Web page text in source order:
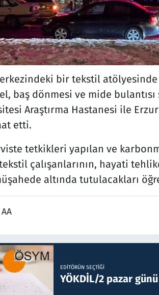
bir tekstil atölyesinde
baş dönmesi ve mide
Araştırma Hastanesi ile
etti.
tetkikleri yapılan ve
çalışanlarının, hayati
altında tutulacakları
AA
EDITÖRÜN SEÇTIĞI
YÖKDİL/2 pazar